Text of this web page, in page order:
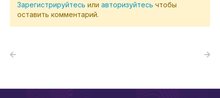
Зарегистрируйтесь или авторизуйтесь чтобы
оставить комментарий.